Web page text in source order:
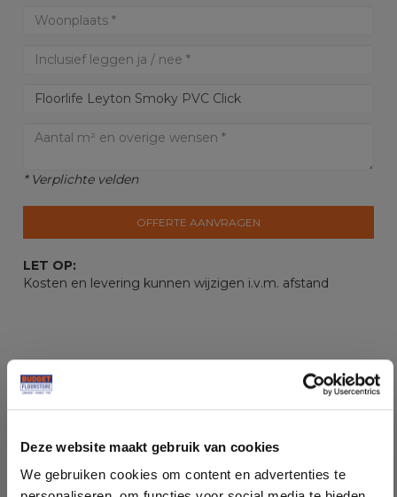
Deze website maakt gebruik van cookies
We gebruiken cookies om content en advertenties te
* Verplichte velden
OFFERTE AANVRAGEN
LET OP:
Kosten en levering kunnen wijzigen i.v.m. afstand